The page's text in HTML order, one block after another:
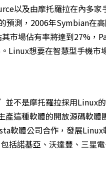
以及由摩托羅拉在內多家
預測，2006年Symbian在
市場佔有率將達到27%，
Linux想要在智慧型手機市
不是摩托羅拉採用Linux
這種軟體的開放源碼軟體
軟體公司合作，發展Linux
括諾基亞、沃達豐、三星